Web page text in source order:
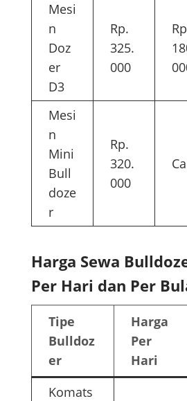
Mesi
n
Doz
er
D3
Rp.
325.
000
Mesi
n
Mini
Bull
doze
r
Rp.
320.
000
Harga Sewa
Per Hari dan Per
Tipe
Bulldoz
er
Harga
Per
Hari
Komats